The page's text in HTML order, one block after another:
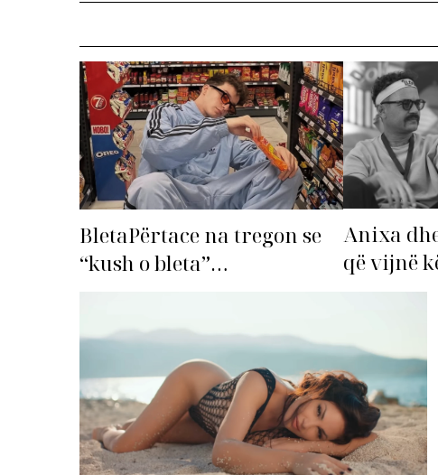
BletaPërtace na tregon se
“kush o bleta”…
Anixa
që vijnë
Top List”!